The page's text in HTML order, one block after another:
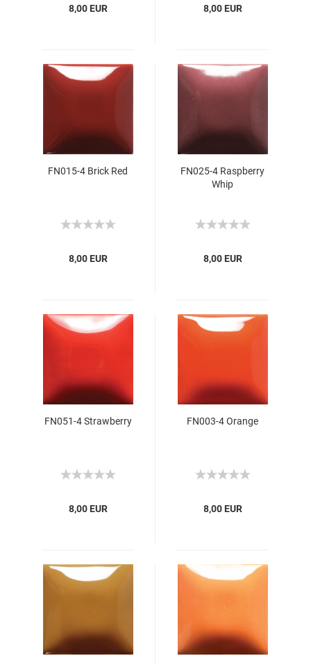
8,00 EUR 8,00 EUR
FN015-4 Brick Red
8,00 EUR
FN025-4 Raspberry
Whip
8,00 EUR
FN051-4 Strawberry
8,00 EUR
FN003-4 Orange
8,00 EUR